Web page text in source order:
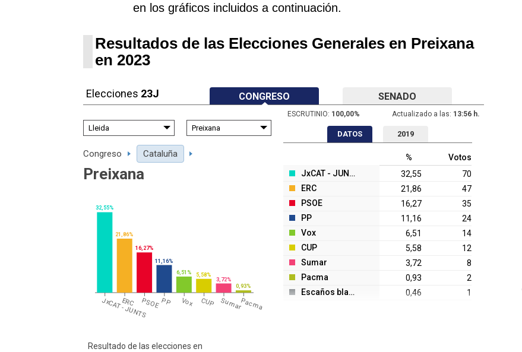
en los gráficos incluidos a continuación.
Resultados de las Elecciones Generales en Preixana
en 2023
Elecciones 23J CONGRESO SENADO
ESCRUTINIO: 100,00% Actualizado a las: 13:56 h.
Congreso Cataluña
Preixana
JxCAT - JUNTS
ERC PSOE PP Vox CUP SumarPacma
32,55%
21,86%
16,27%
11,16%
6,51%
5,58%
3,72%
0,93%
Resultado de las elecciones en
DATOS 2019
%
Votos
JxCAT - JUNTS
32,55
70
ERC
21,86
47
PSOE
16,27
35
PP
11,16
24
Vox
6,51
14
CUP
5,58
12
Sumar
3,72
8
Pacma
0,93
2
Escaños blanco
0,46 1